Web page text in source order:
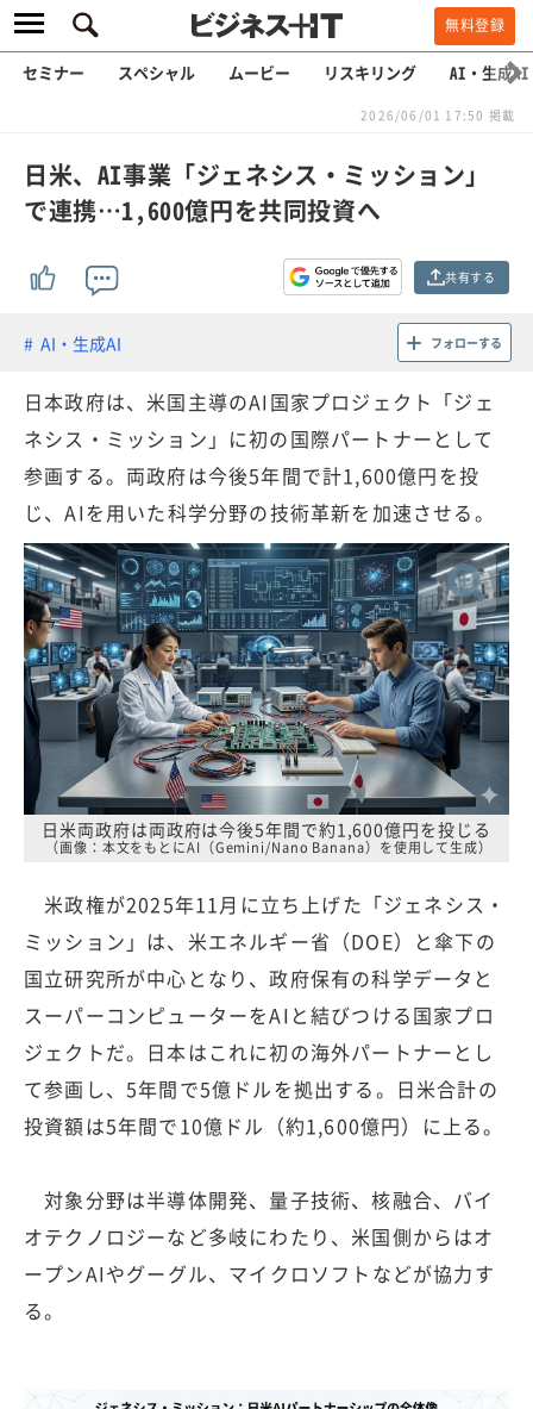
無料登録
セミナー スペシャル ムービー リスキリング AI・生成AI
2026/06/01 17:50 掲載
日米、AI事業「ジェネシス・ミッション」
で連携…1,600億円を共同投資へ
共有する
AI・生成AI フォローする
日本政府は、米国主導のAI国家プロジェクト「ジェ
ネシス・ミッション」に初の国際パートナーとして
参画する。両政府は今後5年間で計1,600億円を投
じ、AIを用いた科学分野の技術革新を加速させる。
日米両政府は両政府は今後5年間で約1,600億円を投じる
（画像：本文をもとにAI（Gemini/Nano Banana）を使用して生成）
米政権が2025年11月に立ち上げた「ジェネシス・
ミッション」は、米エネルギー省（DOE）と傘下の
国立研究所が中心となり、政府保有の科学データと
スーパーコンピューターをAIと結びつける国家プロ
ジェクトだ。日本はこれに初の海外パートナーとし
て参画し、5年間で5億ドルを拠出する。日米合計の
投資額は5年間で10億ドル（約1,600億円）に上る。
対象分野は半導体開発、量子技術、核融合、バイ
オテクノロジーなど多岐にわたり、米国側からはオ
ープンAIやグーグル、マイクロソフトなどが協力す
る。